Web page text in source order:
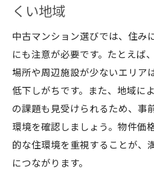
くい地域
中古マンション選びでは、住み
にも注意が必要です。たとえば
場所や周辺施設が少ないエリア
低下しがちです。また、地域に
の課題も見受けられるため、事
環境を確認しましょう。物件価
的な住環境を重視することが、
につながります。